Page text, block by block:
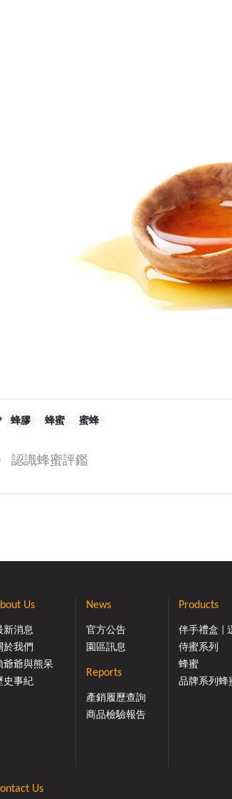
蜂膠 蜂蜜 蜜蜂
認識蜂蜜評鑑
Us
新消息
於我們
爺爺與熊呆
史事紀
News
官方公告
園區訊息
Reports
產銷履歷查詢
商品檢驗報告
Products
伴手禮盒 |
侍蜜系列
蜂蜜
品牌系列蜂
Us